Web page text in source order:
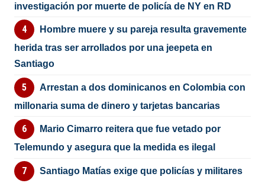
investigación por muerte de policía de NY en RD
Hombre muere y su pareja resulta gravemente
herida tras ser arrollados por una jeepeta en
Santiago
Arrestan a dos dominicanos en Colombia con
millonaria suma de dinero y tarjetas bancarias
Mario Cimarro reitera que fue vetado por
Telemundo y asegura que la medida es ilegal
Santiago Matías exige que policías y militares